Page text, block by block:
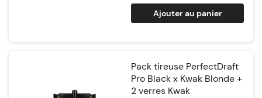
Ajouter au panier
Pack tireuse PerfectDraft
Pro Black x Kwak Blonde +
2 verres Kwak